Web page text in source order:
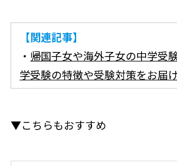
【関連記事】
・ 帰国子女や海外子女の中学受
学受験の特徴や受験対策をお届
▼こちらもおすすめ